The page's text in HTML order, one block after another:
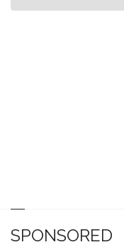
SPONSORED